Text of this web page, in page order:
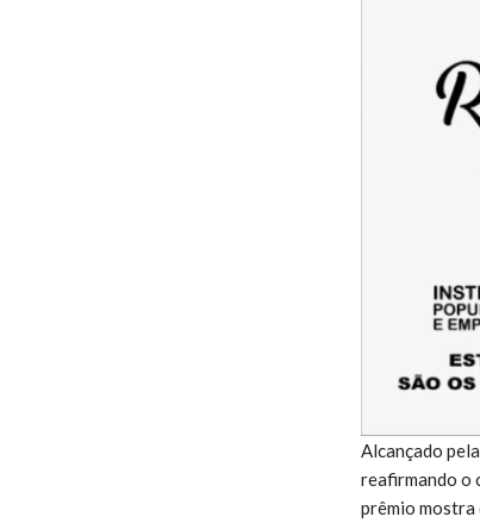
Alcançado
reafirmando o
prêmio mostra